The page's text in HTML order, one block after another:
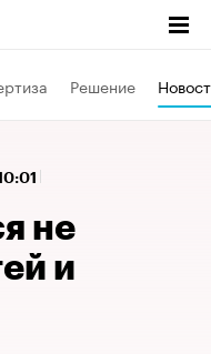
Решение
не
и